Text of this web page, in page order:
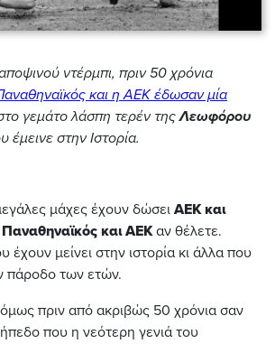
ντέρμπι, πριν 50 χρόνια
και η ΑΕΚ έδωσαν μία
γεμάτο λάσπη τερέν τηςΛεωφόρου
έμεινε στην Ιστορία.
μάχες έχουν δώσει ΑΕΚ και
Παναθηναϊκός και ΑΕΚαν θέλετε.
μείνει στην ιστορία κι άλλα που
πάροδο των ετών.
πριν από ακριβώς 50 χρόνια σαν
που η νεότερη γενιά του